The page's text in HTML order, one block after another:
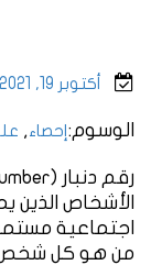
أكتوبر 19, 2021
الوسوم: إحصاء,
الأشخاص
اجتماعية
من هو كل شخص